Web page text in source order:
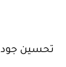
تحسين